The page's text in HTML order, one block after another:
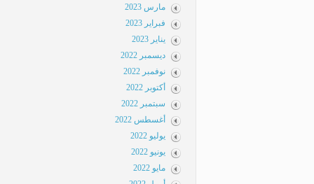
مارس 2023
فبراير 2023
يناير 2023
ديسمبر 2022
نوفمبر 2022
أكتوبر 2022
سبتمبر 2022
أغسطس 2022
يوليو 2022
يونيو 2022
مايو 2022